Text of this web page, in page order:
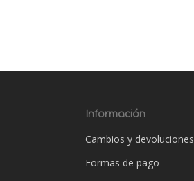
Información
Cambios y devoluciones
Formas de pago